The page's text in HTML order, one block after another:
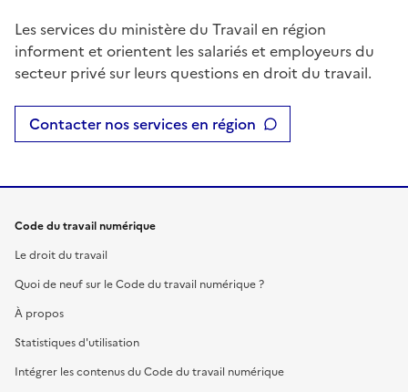
Les services du ministère du Travail en région
informent et orientent les salariés et employeurs du
secteur privé sur leurs questions en droit du travail.
Contacter nos services en région
Code du travail numérique
Le droit du travail
Quoi de neuf sur le Code du travail numérique ?
À propos
Statistiques d'utilisation
Intégrer les contenus du Code du travail numérique